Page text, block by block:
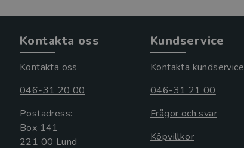
Kontakta oss
Kontakta oss
046-31 20 00
Postadress:
Box 141
221 00 Lund
Kundservice
Kontakta kundservice
046-31 21 00
Frågor och svar
Köpvillkor